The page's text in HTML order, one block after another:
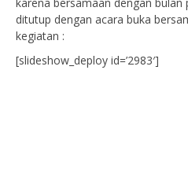
ditutup dengan acara buka
kegiatan :
[slideshow_deploy id=’2983′]